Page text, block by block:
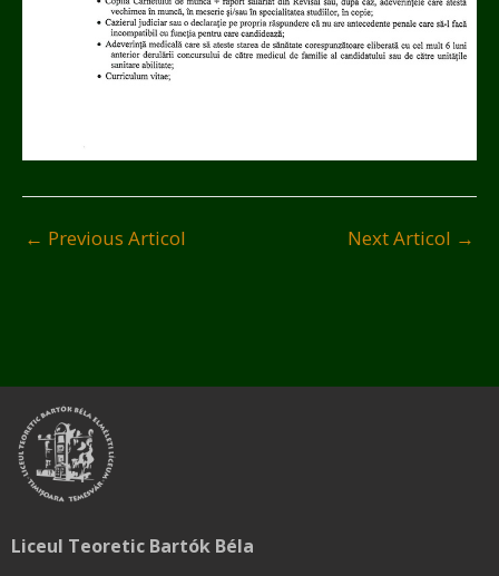
← Previous Articol Next Articol →
Liceul Teoretic Bartók Béla